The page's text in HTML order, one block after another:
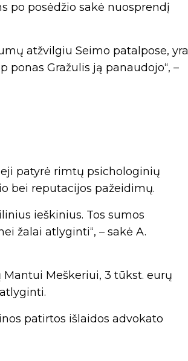
po posėdžio sakė nuosprendį
atžvilgiu Seimo patalpose, yra
Gražulis ją panaudojo“, –
patyrė rimtų psichologinių
bei reputacijos pažeidimų.
ieškinius. Tos sumos
žalai atlyginti“, – sakė A.
Meškeriui, 3 tūkst. eurų
patirtos išlaidos advokato